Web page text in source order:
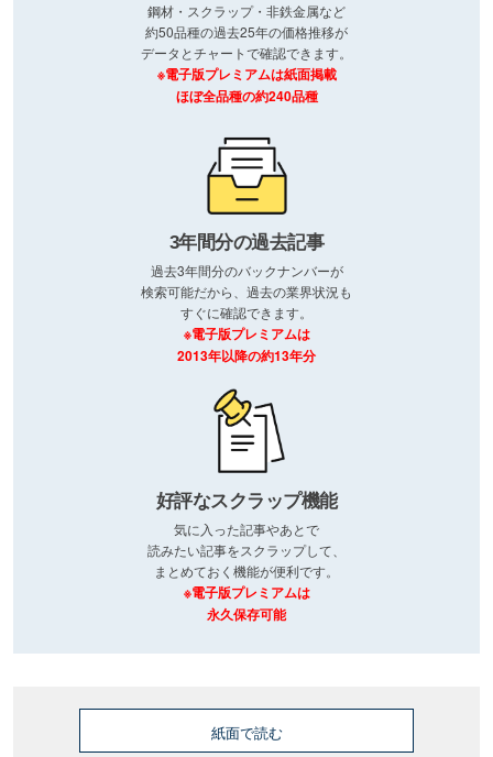
鋼材・スクラップ・非鉄金属など
約50品種の過去25年の価格推移が
データとチャートで確認できます。
※電子版プレミアムは紙面掲載
ほぼ全品種の約240品種
3年間分の過去記事
過去3年間分のバックナンバーが
検索可能だから、過去の業界状況も
すぐに確認できます。
※電子版プレミアムは
2013年以降の約13年分
好評なスクラップ機能
気に入った記事やあとで
読みたい記事をスクラップして、
まとめておく機能が便利です。
※電子版プレミアムは
永久保存可能
紙面で読む